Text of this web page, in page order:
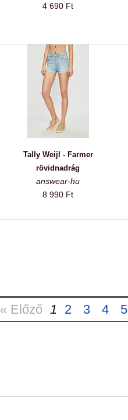
4 690 Ft
Tally Weijl - Farmer
rövidnadrág
answear-hu
8 990 Ft
« Előző 1 2 3 4 5